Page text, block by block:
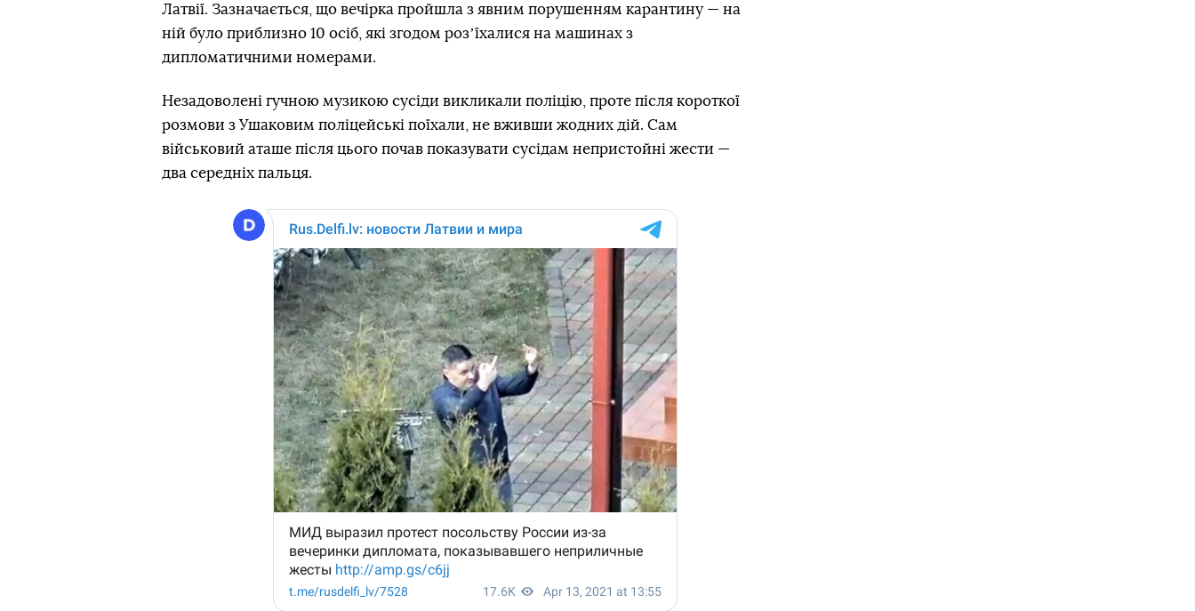
Латвії. Зазначається, що вечірка пройшла з явним порушенням карантину — на
ній було приблизно 10 осіб, які згодом розʼїхалися на машинах з
дипломатичними номерами.
Незадоволені гучною музикою сусіди викликали поліцію, проте після короткої
розмови з Ушаковим поліцейські поїхали, не вживши жодних дій. Сам
військовий аташе після цього почав показувати сусідам непристойні жести —
два середніх пальця.